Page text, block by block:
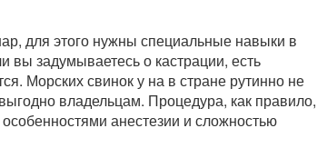
для этого нужны специальные навыки в
вы задумываетесь о кастрации, есть
Морских свинок у на в стране рутинно не
владельцам. Процедура, как правило,
анестезии и сложностью